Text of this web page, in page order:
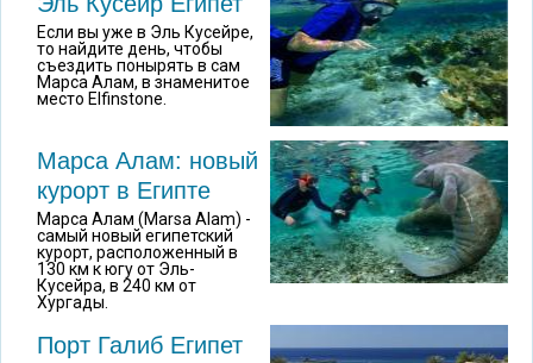
Если вы уже в Эль Кусейре,
то найдите день, чтобы
съездить понырять в сам
Марса Алам, в знаменитое
место Elfinstone.
Марса Алам: новый
курорт в Египте
Марса Алам (Marsa Alam) -
самый новый египетский
курорт, расположенный в
130 км к югу от Эль-
Кусейра, в 240 км от
Хургады.
Порт Галиб Египет